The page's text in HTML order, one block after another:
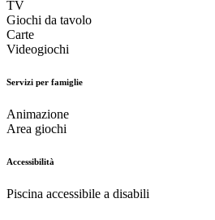
TV
Giochi da tavolo
Carte
Videogiochi
Servizi per famiglie
Animazione
Area giochi
Accessibilità
Piscina accessibile a disabili